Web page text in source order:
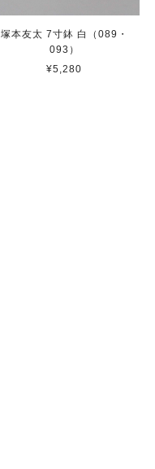
塚本友太 7寸鉢 白（089・
093）
¥5,280